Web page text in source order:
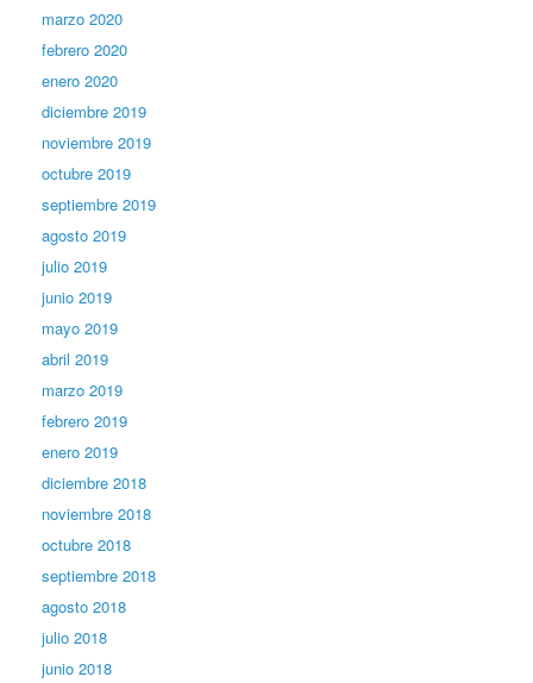
marzo 2020
febrero 2020
enero 2020
diciembre 2019
noviembre 2019
octubre 2019
septiembre 2019
agosto 2019
julio 2019
junio 2019
mayo 2019
abril 2019
marzo 2019
febrero 2019
enero 2019
diciembre 2018
noviembre 2018
octubre 2018
septiembre 2018
agosto 2018
julio 2018
junio 2018